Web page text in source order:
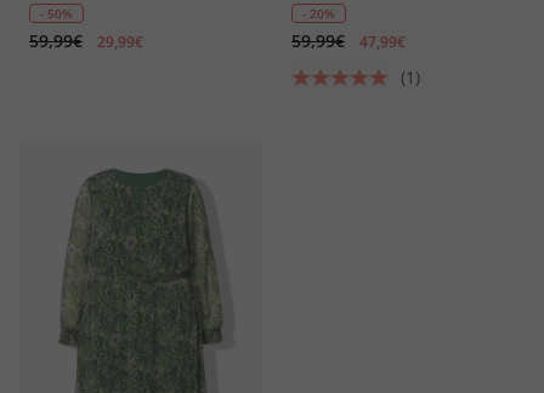
Halbarm
- 50%
59,99€ 29,99€
- 20%
59,99€ 47,99€
(1)